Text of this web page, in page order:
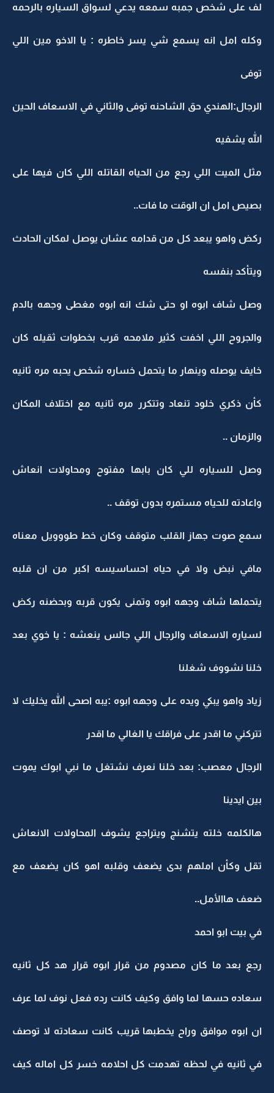
لف على شخص جمبه سمعه يدعي لسواق السياره بالرحمه
وكله امل انه يسمع شي يسر خاطره : يا الاخو مين اللي
توفى
الرجال:الهندي حق الشاحنه توفى والثاني في الاسعاف الحين
الله يشفيه
مثل الميت اللي رجع من الحياه القاتله اللي كان فيها على
بصيص امل ان الوقت ما فات..
ركض واهو يبعد كل من قدامه عشان يوصل لمكان الحادث
ويتأكد بنفسه
وصل شاف ابوه او حتى شك انه ابوه مغطى وجهه بالدم
والجروح اللي اخفت كثير ملامحه قرب بخطوات ثقيله كان
خايف يوصله وينهار ما يتحمل خساره شخص يحبه مره ثانيه
كأن ذكري خلود تنعاد وتتكرر مره ثانيه مع اختلاف المكان
والزمان ..
وصل للسياره للي كان بابها مفتوح ومحاولات انعاش
واعادته للحياه مستمره بدون توقف ..
سمع صوت جهاز القلب متوقف وكان خط طووويل معناه
مافي نبض ولا في حياه احساسيسه اكبر من ان قلبه
يتحملها شاف وجهه ابوه وتمنى يكون قربه وبحضنه ركض
لسياره الاسعاف والرجال اللي جالس ينعشه : يا خوي بعد
خلنا نشووف شغلنا
زياد واهو يبكي ويده على وجهه ابوه :يبه اصحى الله يخليك لا
تتركني ما اقدر على فراقك يا الغالي ما اقدر
الرجال معصب: بعد خلنا نعرف نشتغل ما نبي ابوك يموت
بين ايدينا
هالكلمه خلته يتشنج ويتراجع يشوف المحاولات الانعاش
تقل وكأن املهم بدى يضعف وقلبه اهو كان يضعف مع
ضعف هاالأمل..
في بيت ابو احمد
رجع بعد ما كان مصدوم من قرار ابوه قرار هد كل ثانيه
سعاده حسها لما وافق وكيف كانت رده فعل نوف لما عرف
ان ابوه موافق وراح يخطبها قريب كانت سعادته لا توصف
في ثانيه في لحظه تهدمت كل احلامه خسر كل اماله كيف